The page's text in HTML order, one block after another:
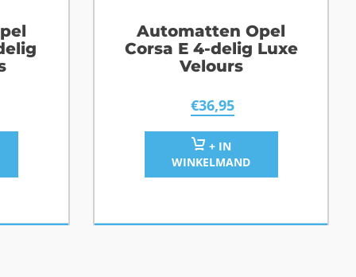
Automatten Opel
Corsa E 4-delig Luxe
Velours
€36,95
+ IN
WINKELMAND